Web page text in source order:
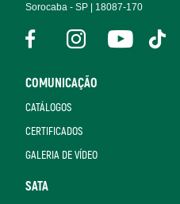
Sorocaba - SP | 18087-170
COMUNICAÇÃO
CATÁLOGOS
CERTIFICADOS
GALERIA DE VÍDEO
SATA